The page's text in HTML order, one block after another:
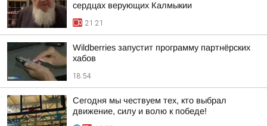
сердцах верующих Калмыкии
21:21
Wildberries запустит программу партнёрских
хабов
18:54
Сегодня мы чествуем тех, кто выбрал
движение, силу и волю к победе!